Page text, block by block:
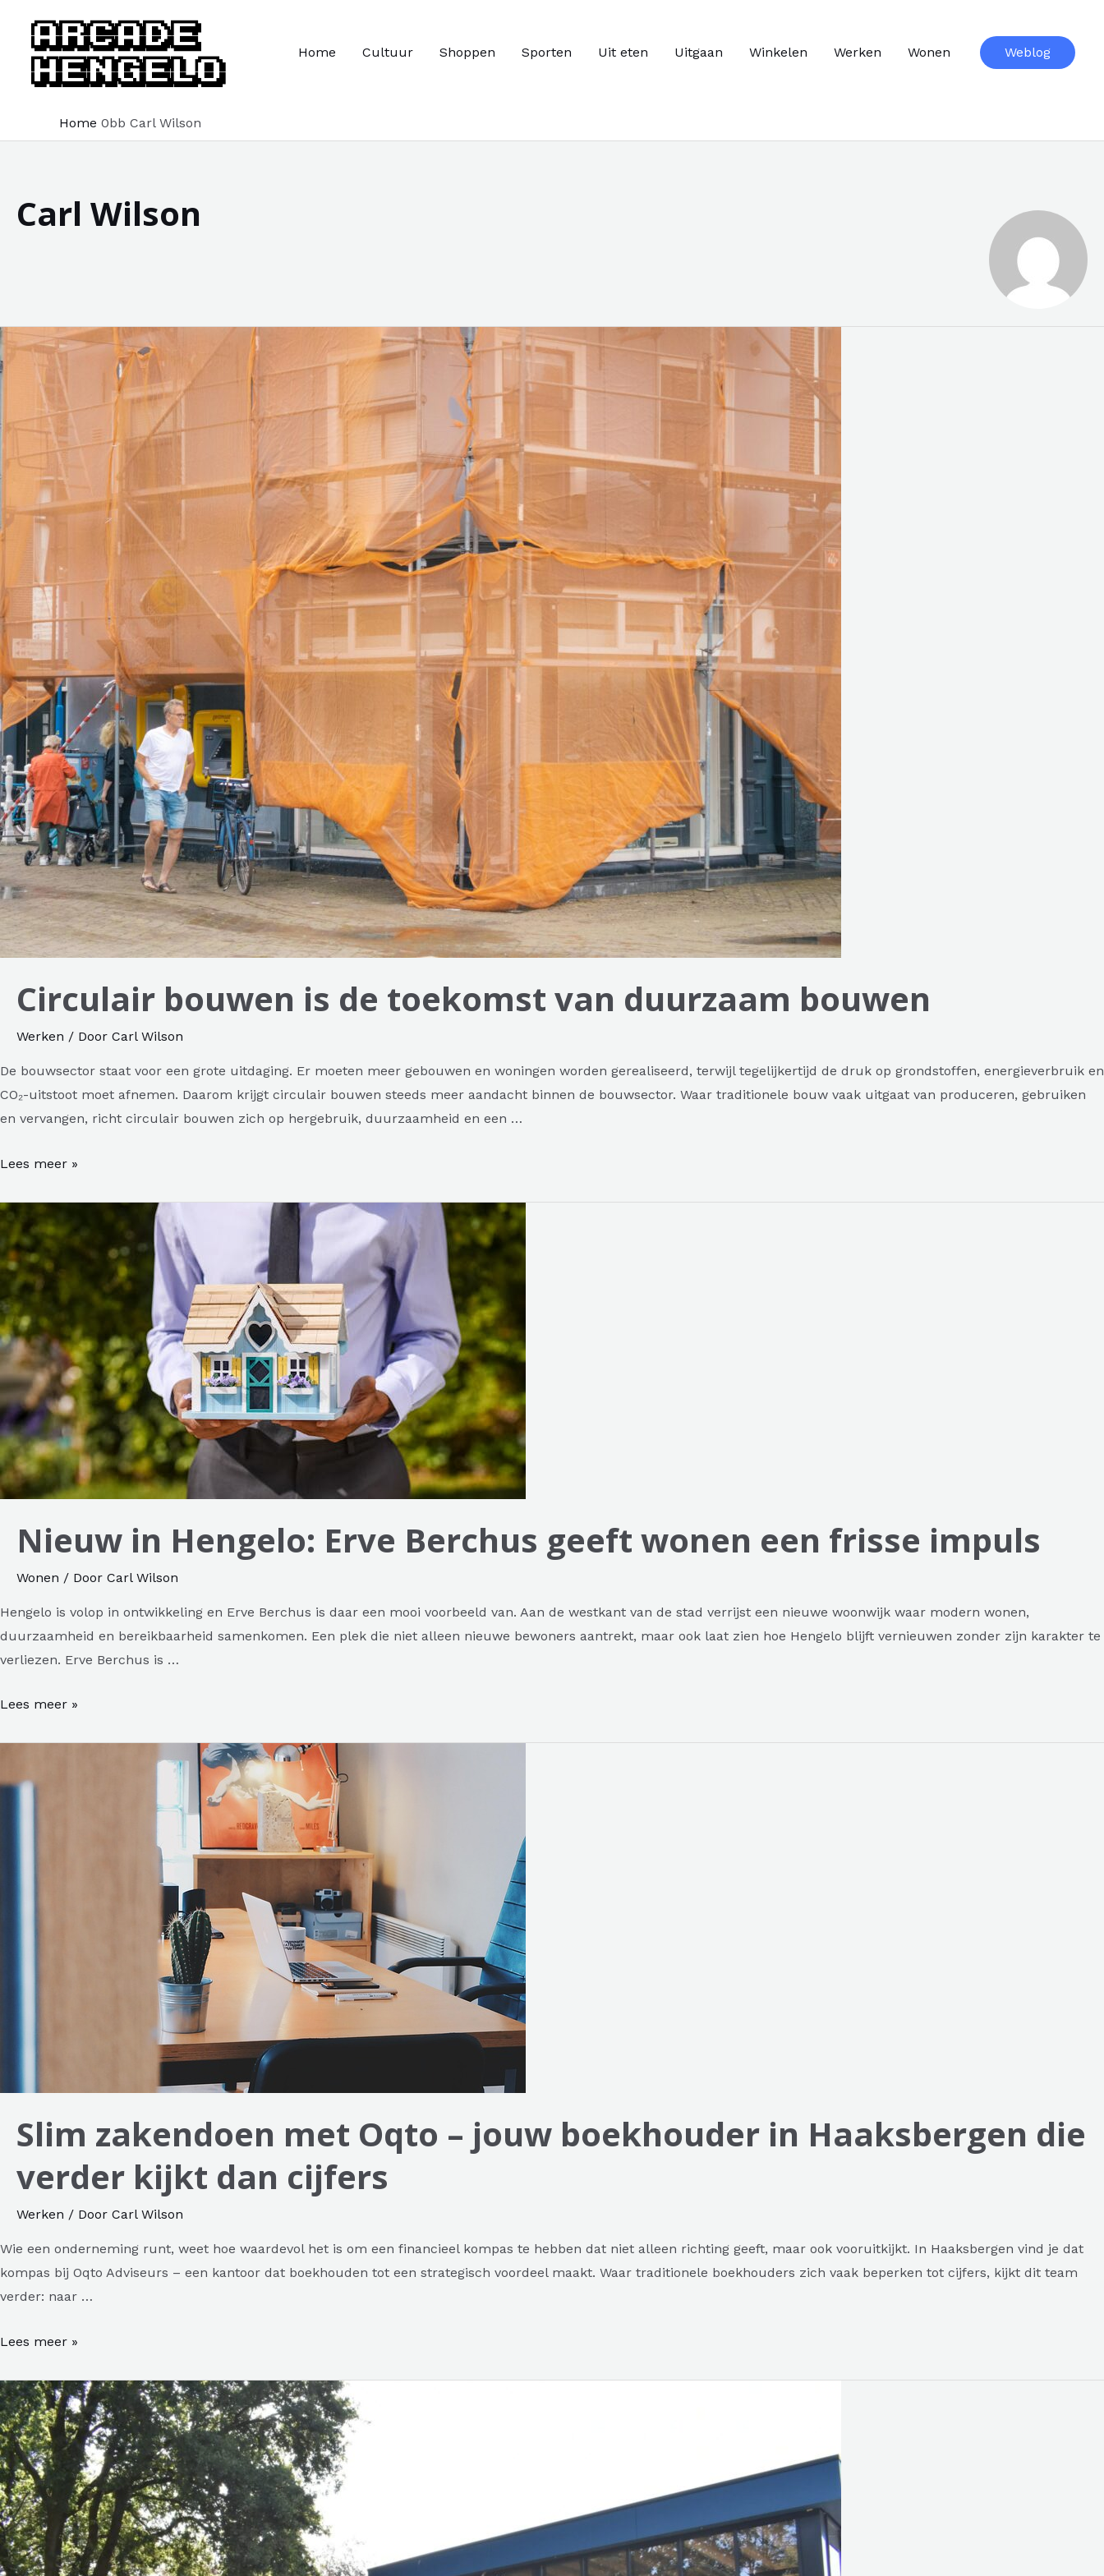
inhoud
Home Cultuur Shoppen Sporten Uit eten Uitgaan Winkelen Werken Wonen Weblog
Home Carl Wilson
Carl Wilson
Circulair bouwen is de toekomst van duurzaam bouwen
Werken / Door Carl Wilson
De bouwsector staat voor een grote uitdaging. Er moeten meer gebouwen en woningen worden gerealiseerd, terwijl tegelijkertijd de druk op grondstoffen, energieverbruik en
CO₂-uitstoot moet afnemen. Daarom krijgt circulair bouwen steeds meer aandacht binnen de bouwsector. Waar traditionele bouw vaak uitgaat van produceren, gebruiken
en vervangen, richt circulair bouwen zich op hergebruik, duurzaamheid en een …
Circulair
is
de
toekomst
van
duurzaam
bouwen
Lees meer »
Nieuw in Hengelo: Erve Berchus geeft wonen een frisse impuls
Wonen / Door Carl Wilson
Hengelo is volop in ontwikkeling en Erve Berchus is daar een mooi voorbeeld van. Aan de westkant van de stad verrijst een nieuwe woonwijk waar modern wonen,
duurzaamheid en bereikbaarheid samenkomen. Een plek die niet alleen nieuwe bewoners aantrekt, maar ook laat zien hoe Hengelo blijft vernieuwen zonder zijn karakter te
verliezen. Erve Berchus is …
Nieuw
Lees meer »
Slim zakendoen met Oqto – jouw boekhouder in Haaksbergen die
verder kijkt dan cijfers
Werken / Door Carl Wilson
Wie een onderneming runt, weet hoe waardevol het is om een financieel kompas te hebben dat niet alleen richting geeft, maar ook vooruitkijkt. In Haaksbergen vind je dat
kompas bij Oqto Adviseurs – een kantoor dat boekhouden tot een strategisch voordeel maakt. Waar traditionele boekhouders zich vaak beperken tot cijfers, kijkt dit team
verder: naar …
Slim
met
Oqto
–
jouw
boekhouder
in
Haaksbergen
die
Lees meer »